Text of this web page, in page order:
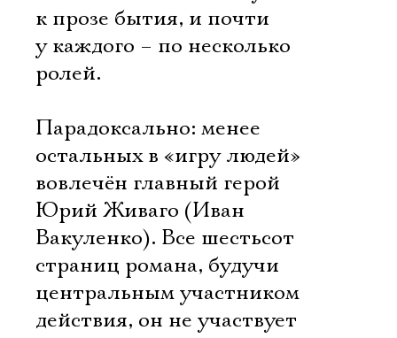
к прозе бытия, и почти
у каждого – по несколько
ролей.
Парадоксально: менее
остальных в «игру людей»
вовлечён главный герой
Юрий Живаго (Иван
Вакуленко). Все шестьсот
страниц романа, будучи
центральным участником
действия, он не участвует